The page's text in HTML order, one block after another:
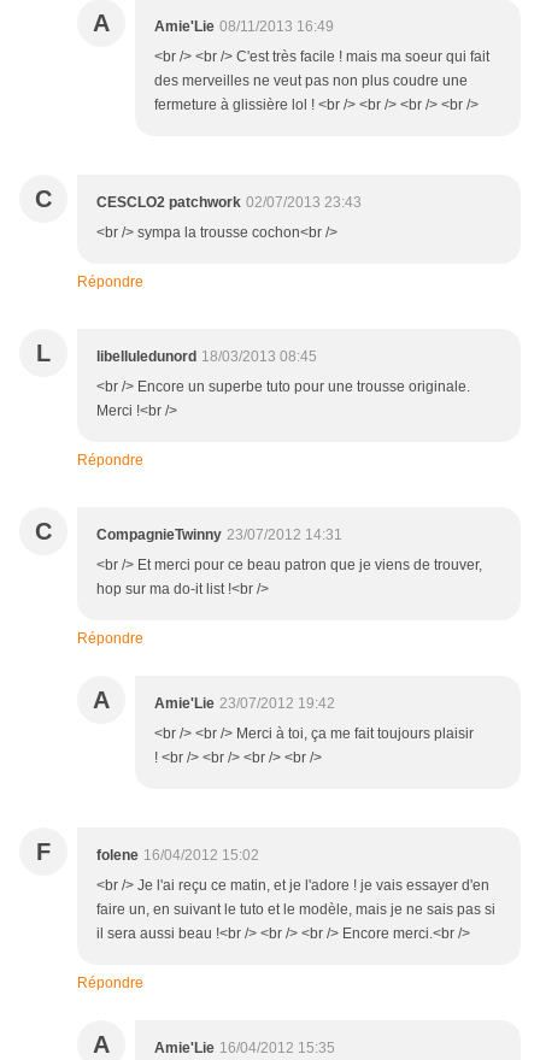
A Amie'Lie 08/11/2013 16:49
<br /> <br /> C'est très facile ! mais ma soeur qui fait
des merveilles ne veut pas non plus coudre une
fermeture à glissière lol ! <br /> <br /> <br /> <br />
C CESCLO2 patchwork 02/07/2013 23:43
<br /> sympa la trousse cochon<br />
Répondre
L libelluledunord 18/03/2013 08:45
<br /> Encore un superbe tuto pour une trousse originale.
Merci !<br />
Répondre
C CompagnieTwinny 23/07/2012 14:31
<br /> Et merci pour ce beau patron que je viens de trouver,
hop sur ma do-it list !<br />
Répondre
A Amie'Lie 23/07/2012 19:42
<br /> <br /> Merci à toi, ça me fait toujours plaisir
! <br /> <br /> <br /> <br />
F folene 16/04/2012 15:02
<br /> Je l'ai reçu ce matin, et je l'adore ! je vais essayer d'en
faire un, en suivant le tuto et le modèle, mais je ne sais pas si
il sera aussi beau !<br /> <br /> <br /> Encore merci.<br />
Répondre
A Amie'Lie 16/04/2012 15:35